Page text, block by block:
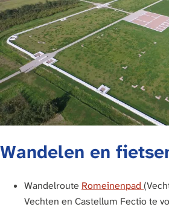
Wandelen en
Wandelroute Romeinenpad
Vechten en Castellum Fectio te